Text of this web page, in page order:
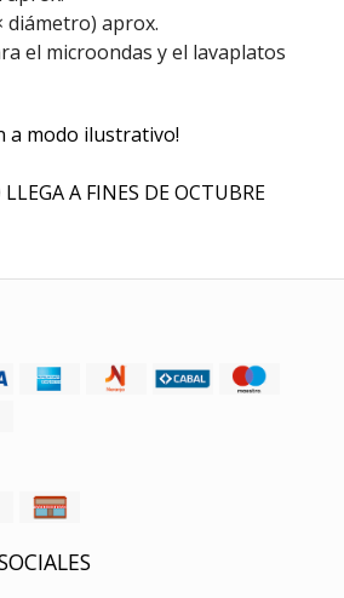
diámetro) aprox.
el microondas y el lavaplatos
a modo ilustrativo!
A FINES DE OCTUBRE